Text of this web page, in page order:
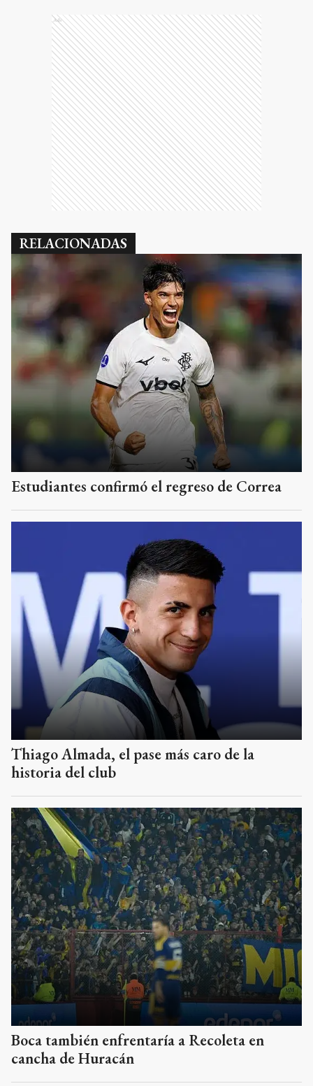
Ads
RELACIONADAS
Estudiantes confirmó el regreso de Correa
Thiago Almada, el pase más caro de la
historia del club
Boca también enfrentaría a Recoleta en
cancha de Huracán